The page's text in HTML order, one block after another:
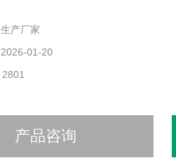
生产厂家
2026-01-20
2801
产品咨询